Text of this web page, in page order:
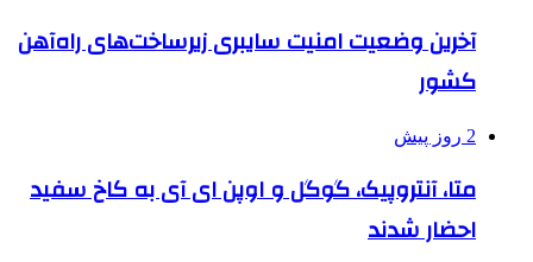
آخرین وضعیت امنیت سایبری زیرساخت‌های راه‌آهن
کشور
2 روز پیش
متا، آنتروپیک، گوگل و اوپن ای آی به کاخ سفید
احضار شدند